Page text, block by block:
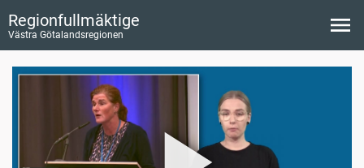
Regionfullmäktige
Västra Götalandsregionen